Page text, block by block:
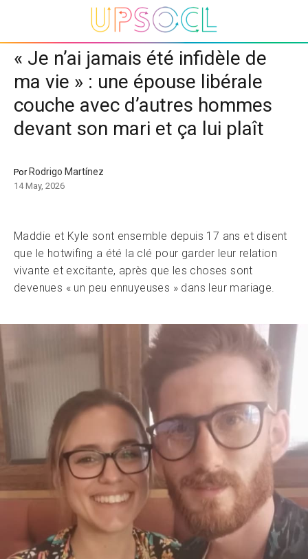
« Je n’ai jamais été infidèle de
ma vie » : une épouse libérale
couche avec d’autres hommes
devant son mari et ça lui plaît
Por Rodrigo Martínez
14 May, 2026
Maddie et Kyle sont ensemble depuis 17 ans et disent
que le hotwifing a été la clé pour garder leur relation
vivante et excitante, après que les choses sont
devenues « un peu ennuyeuses » dans leur mariage.